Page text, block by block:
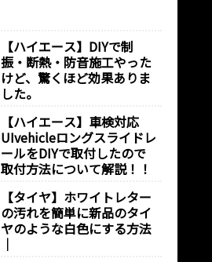
【ハイエース】DIYで制
振・断熱・防音施工やった
けど、驚くほど効果ありま
した。
【ハイエース】車検対応
UIvehicleロングスライドレ
ールをDIYで取付したので
取付方法について解説！！
【タイヤ】ホワイトレター
の汚れを簡単に新品のタイ
ヤのような白色にする方法
｜